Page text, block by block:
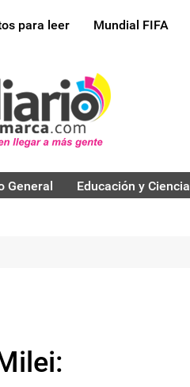
para leer Mundial FIFA
General Educación y Ciencia